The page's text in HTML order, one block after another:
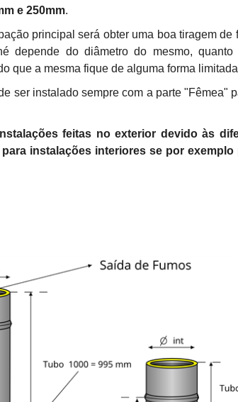
e 250mm.
principal será obter uma boa tiragem
depende do diâmetro do mesmo,
que a mesma fique de alguma forma
ser instalado sempre com a parte "Fêmea"
feitas no exterior devido às
instalações interiores se por